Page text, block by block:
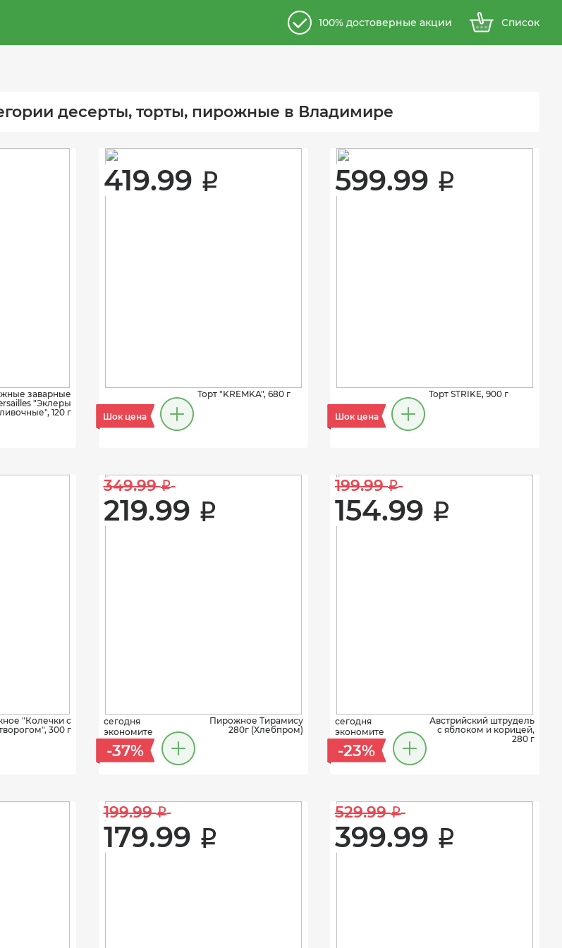
100% достоверные акции Список
десерты, торты, пирожные в Владимире
заварные
"Эклеры
120 г
419.99 i
Шок цена
Торт "KREMKA", 680 г
599.99 i
Шок цена
Торт STRIKE, 900 г
"Колечки с
300 г
349.99 i
219.99 i
сегодня
экономите
-37%
Пирожное Тирамису
280г (Хлебпром)
199.99 i
154.99 i
сегодня
экономите
-23%
Австрийский штрудель
с яблоком и корицей,
280 г
199.99 i
179.99 i
529.99 i
399.99 i